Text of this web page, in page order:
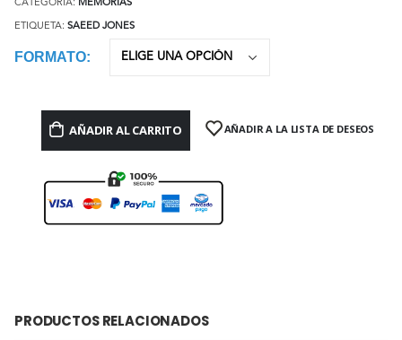
CATEGORÍA: MEMORIAS
ETIQUETA: SAEED JONES
FORMATO
AÑADIR AL CARRITO AÑADIR A LA LISTA DE DESEOS
PRODUCTOS RELACIONADOS